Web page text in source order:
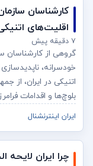
کارشناسان
اقلیت‌های
۷ دقیقه پیش
گروهی از کارشناسان
خودسرانه،
اتنیکی در ایران، از
بلوچ‌ها و اقدامات
ایران اینترنشنال
چرا ایران لایحه